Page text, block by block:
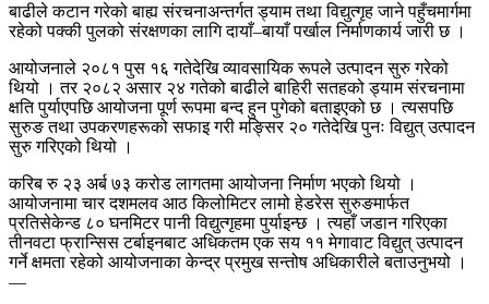
बाढीले कटान गरेको बाह्य संरचनाअन्तर्गत ड्याम तथा विद्युत्गृह जाने पहुँचमार्गमा
रहेको पक्की पुलको संरक्षणका लागि दायाँ–बायाँ पर्खाल निर्माणकार्य जारी छ ।
आयोजनाले २०८१ पुस १६ गतेदेखि व्यावसायिक रूपले उत्पादन सुरु गरेको
थियो । तर २०८२ असार २४ गतेको बाढीले बाहिरी सतहको ड्याम संरचनामा
क्षति पुर्याएपछि आयोजना पूर्ण रूपमा बन्द हुन पुगेको बताइएको छ । त्यसपछि
सुरुङ तथा उपकरणहरूको सफाइ गरी मङ्सिर २० गतेदेखि पुनः विद्युत् उत्पादन
सुरु गरिएको थियो ।
करिब रु २३ अर्ब ७३ करोड लागतमा आयोजना निर्माण भएको थियो ।
आयोजनामा चार दशमलव आठ किलोमिटर लामो हेडरेस सुरुङमार्फत
प्रतिसेकेन्ड ८० घनमिटर पानी विद्युत्गृहमा पुर्याइन्छ । त्यहाँ जडान गरिएका
तीनवटा फ्रान्सिस टर्बाइनबाट अधिकतम एक सय ११ मेगावाट विद्युत् उत्पादन
गर्ने क्षमता रहेको आयोजनाका केन्द्र प्रमुख सन्तोष अधिकारीले बताउनुभयो ।
—